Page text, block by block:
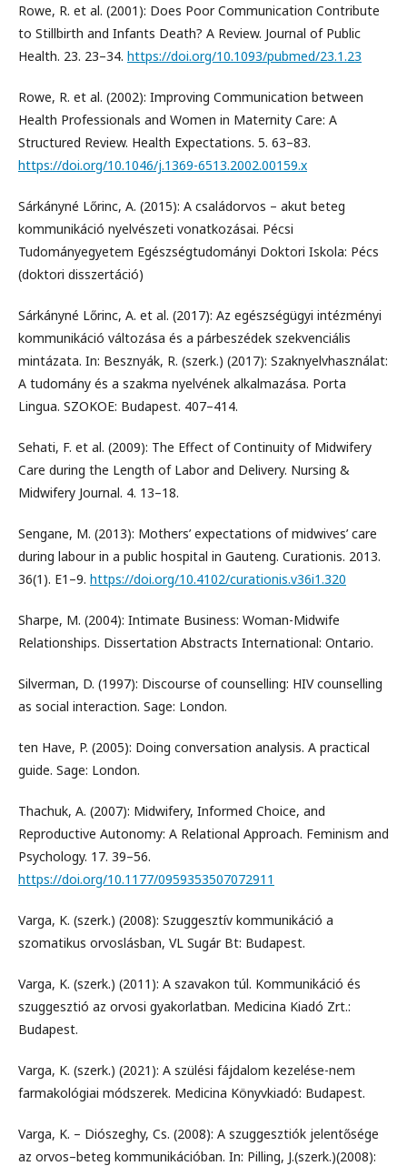
Rowe, R. et al. (2001): Does Poor Communication Contribute
to Stillbirth and Infants Death? A Review. Journal of Public
Health. 23. 23–34. https://doi.org/10.1093/pubmed/23.1.23
Rowe, R. et al. (2002): Improving Communication between
Health Professionals and Women in Maternity Care: A
Structured Review. Health Expectations. 5. 63–83.
https://doi.org/10.1046/j.1369-6513.2002.00159.x
Sárkányné Lőrinc, A. (2015): A családorvos – akut beteg
kommunikáció nyelvészeti vonatkozásai. Pécsi
Tudományegyetem Egészségtudományi Doktori Iskola: Pécs
(doktori disszertáció)
Sárkányné Lőrinc, A. et al. (2017): Az egészségügyi intézményi
kommunikáció változása és a párbeszédek szekvenciális
mintázata. In: Besznyák, R. (szerk.) (2017): Szaknyelvhasználat:
A tudomány és a szakma nyelvének alkalmazása. Porta
Lingua. SZOKOE: Budapest. 407–414.
Sehati, F. et al. (2009): The Effect of Continuity of Midwifery
Care during the Length of Labor and Delivery. Nursing &
Midwifery Journal. 4. 13–18.
Sengane, M. (2013): Mothers’ expectations of midwives’ care
during labour in a public hospital in Gauteng. Curationis. 2013.
36(1). E1–9. https://doi.org/10.4102/curationis.v36i1.320
Sharpe, M. (2004): Intimate Business: Woman-Midwife
Relationships. Dissertation Abstracts International: Ontario.
Silverman, D. (1997): Discourse of counselling: HIV counselling
as social interaction. Sage: London.
ten Have, P. (2005): Doing conversation analysis. A practical
guide. Sage: London.
Thachuk, A. (2007): Midwifery, Informed Choice, and
Reproductive Autonomy: A Relational Approach. Feminism and
Psychology. 17. 39–56.
https://doi.org/10.1177/0959353507072911
Varga, K. (szerk.) (2008): Szuggesztív kommunikáció a
szomatikus orvoslásban, VL Sugár Bt: Budapest.
Varga, K. (szerk.) (2011): A szavakon túl. Kommunikáció és
szuggesztió az orvosi gyakorlatban. Medicina Kiadó Zrt.:
Budapest.
Varga, K. (szerk.) (2021): A szülési fájdalom kezelése-nem
farmakológiai módszerek. Medicina Könyvkiadó: Budapest.
Varga, K. – Diószeghy, Cs. (2008): A szuggesztiók jelentősége
az orvos–beteg kommunikációban. In: Pilling, J.(szerk.)(2008):